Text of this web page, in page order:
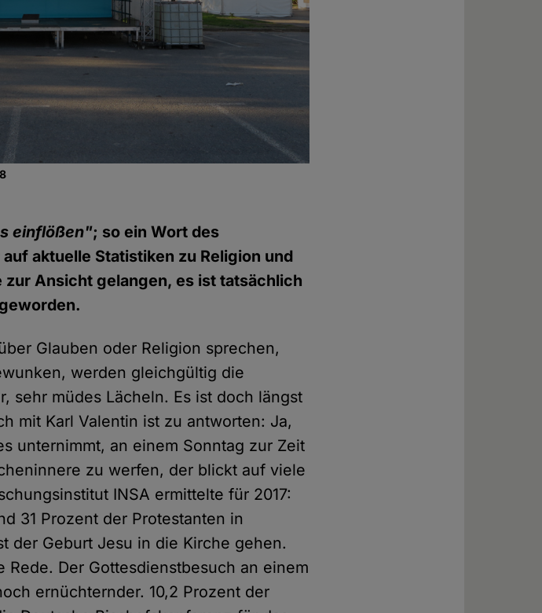
einflößen"; so ein Wort des
auf aktuelle Statistiken zu Religion und
Ansicht gelangen, es ist tatsächlich
Glauben oder Religion sprechen,
werden gleichgültig die
sehr müdes Lächeln. Es ist doch längst
mit Karl Valentin ist zu antworten: Ja,
unternimmt, an einem Sonntag zur Zeit
zu werfen, der blickt auf viele
INSA ermittelte für 2017:
31 Prozent der Protestanten in
der Geburt Jesu in die Kirche gehen.
Der Gottesdienstbesuch an einem
ernüchternder. 10,2 Prozent der